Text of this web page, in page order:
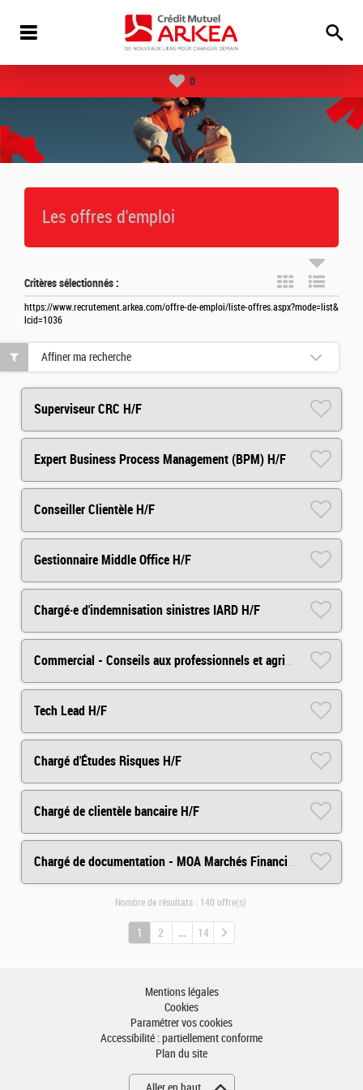
0
Les offres d'emploi
Critères sélectionnés :
https://www.recrutement.arkea.com/offre-de-emploi/liste-offres.aspx?mode=list&
lcid=1036
Superviseur CRC H/F
Expert Business Process Management (BPM) H/F
Conseiller Clientèle H/F
Gestionnaire Middle Office H/F
Chargé·e d'indemnisation sinistres IARD H/F
Commercial - Conseils aux professionnels et agricole/viticole
Tech Lead H/F
Chargé d'Études Risques H/F
Chargé de clientèle bancaire H/F
Chargé de documentation - MOA Marchés Financiers H/F
Affiner ma recherche
Nombre de résultats : 140 offre(s)
1 2 14
Mentions légales
Cookies
Paramétrer vos cookies
Accessibilité : partiellement conforme
Plan du site